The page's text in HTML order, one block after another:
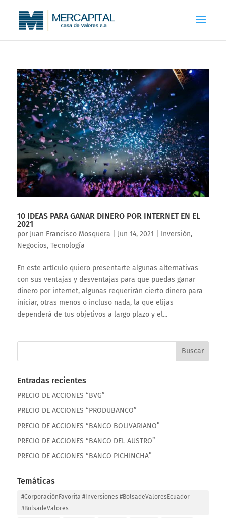
10 IDEAS PARA GANAR DINERO POR INTERNET EN EL
2021
por Juan Francisco Mosquera Jun 14, 2021 Inversión,
Negocios, Tecnología
En este artículo quiero presentarte algunas alternativas
con sus ventajas y desventajas para que puedas ganar
dinero por internet, algunas requerirán cierto dinero para
iniciar, otras menos o incluso nada, la que elijas
dependerá de tus objetivos a largo plazo y el...
Entradas recientes
PRECIO DE ACCIONES “BVG”
PRECIO DE ACCIONES “PRODUBANCO”
PRECIO DE ACCIONES “BANCO BOLIVARIANO”
PRECIO DE ACCIONES “BANCO DEL AUSTRO”
PRECIO DE ACCIONES “BANCO PICHINCHA”
Temáticas
#CorporaciónFavorita #Inversiones #BolsadeValoresEcuador
#BolsadeValores